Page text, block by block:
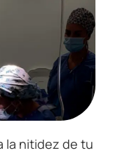
la nitidez de tu